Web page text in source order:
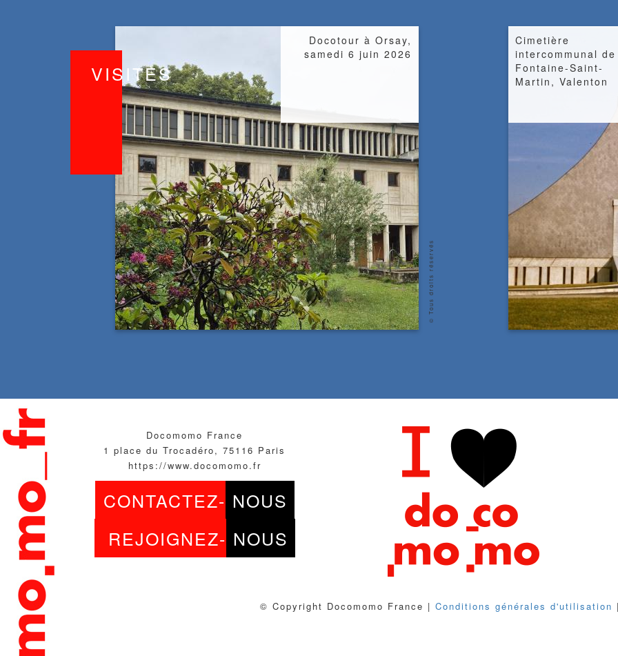
VIS ITES
Docotour à Orsay,
samedi 6 juin 2026
© Tous droits réservés
Cimetière
intercommunal
Fontaine-Saint-
Martin, Valenton
Image
Docomomo France
1 place du Trocadéro, 75116 Paris
https://www.docomomo.fr
CONTACTEZ- NOUS
REJOIGNEZ- NOUS
© Copyright Docomomo France | Conditions générales d'utilisation |